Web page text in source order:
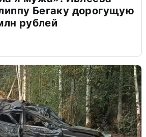
Бегаку дорогущую
рублей